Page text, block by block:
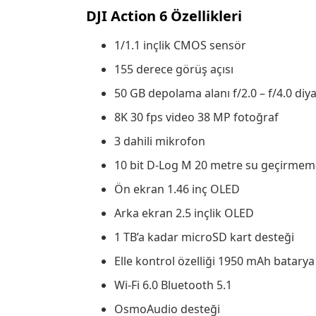
DJI Action 6 Özellikleri
1/1.1 inçlik CMOS sensör
155 derece görüş açısı
50 GB depolama alanı f/2.0 – f/4.0
8K 30 fps video 38 MP fotoğraf
3 dahili mikrofon
10 bit D-Log M 20 metre su
Ön ekran 1.46 inç OLED
Arka ekran 2.5 inçlik OLED
1 TB’a kadar microSD kart desteği
Elle kontrol özelliği 1950 mAh batarya
Wi-Fi 6.0 Bluetooth 5.1
OsmoAudio desteği